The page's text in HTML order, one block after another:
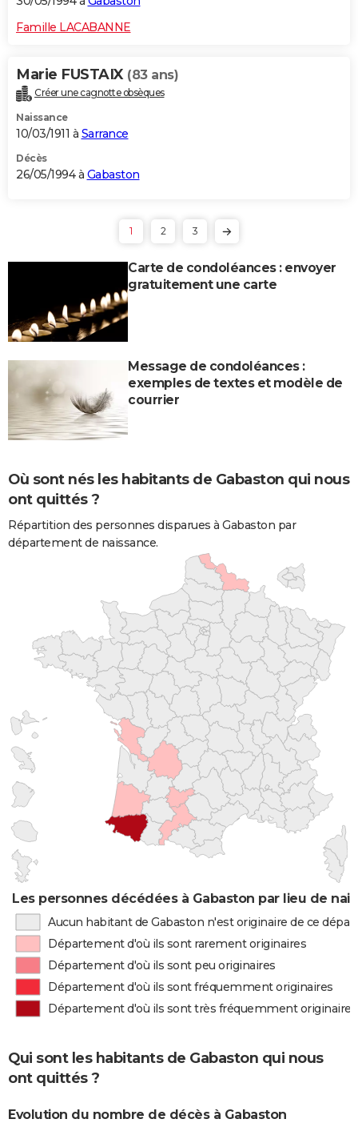
Famille LACABANNE
Marie FUSTAIX (83 ans)
Créer une cagnotte obsèques
Naissance
10/03/1911 à Sarrance
Décès
26/05/1994 à Gabaston
1 2 3
Carte de condoléances : envoyer
gratuitement une carte
Message de condoléances :
exemples de textes et modèle de
courrier
Où sont nés les habitants de Gabaston qui nous
ont quittés ?
Répartition des personnes disparues à Gabaston par
département de naissance.
Les personnes décédées à Gabaston par lieu de
Aucun habitant de Gabaston n'est originaire de ce
Département d'où ils sont rarement originaires
Département d'où ils sont peu originaires
Département d'où ils sont fréquemment originaires
Département d'où ils sont très fréquemment originaires
Qui sont les habitants de Gabaston qui nous
ont quittés ?
Evolution du nombre de décès à Gabaston